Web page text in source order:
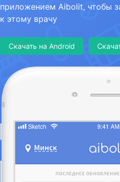
приложением Aibolit, чтобы
к этому врачу
Скачать на Android